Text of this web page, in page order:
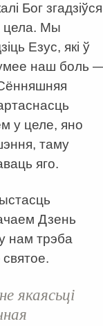
Бог згадзіўся
цела. Мы
Езус, які ў
наш боль
у целе, яно
таму
яго.
Дзень
нам трэба
якаясьці